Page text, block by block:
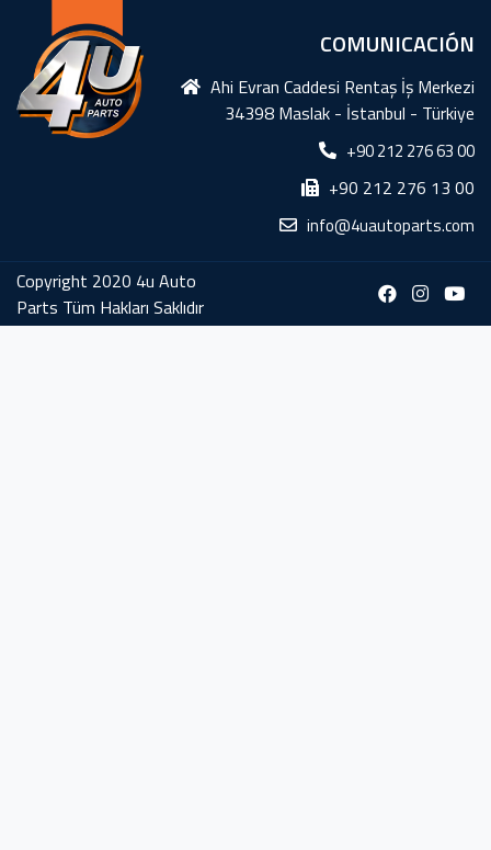
COMUNICACIÓN
Ahi Evran Caddesi Rentaş İş Merkezi
34398 Maslak - İstanbul - Türkiye
+90 212 276 63 00
+90 212 276 13 00
info@4uautoparts.com
Copyright 2020 4u Auto
Parts Tüm Hakları Saklıdır